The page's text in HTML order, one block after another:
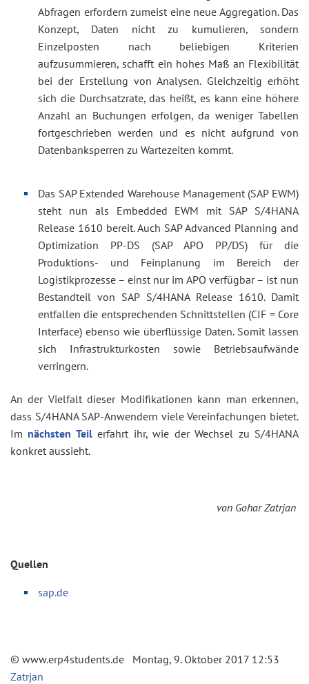
Abfragen erfordern zumeist eine neue Aggregation. Das
Konzept, Daten nicht zu kumulieren, sondern
Einzelposten nach beliebigen Kriterien
aufzusummieren, schafft ein hohes Maß an Flexibilität
bei der Erstellung von Analysen. Gleichzeitig erhöht
sich die Durchsatzrate, das heißt, es kann eine höhere
Anzahl an Buchungen erfolgen, da weniger Tabellen
fortgeschrieben werden und es nicht aufgrund von
Datenbanksperren zu Wartezeiten kommt.
Das SAP Extended Warehouse Management (SAP EWM)
steht nun als Embedded EWM mit SAP S/4HANA
Release 1610 bereit. Auch SAP Advanced Planning and
Optimization PP-DS (SAP APO PP/DS) für die
Produktions- und Feinplanung im Bereich der
Logistikprozesse – einst nur im APO verfügbar – ist nun
Bestandteil von SAP S/4HANA Release 1610. Damit
entfallen die entsprechenden Schnittstellen (CIF = Core
Interface) ebenso wie überflüssige Daten. Somit lassen
sich Infrastrukturkosten sowie Betriebsaufwände
verringern.
An der Vielfalt dieser Modifikationen kann man erkennen,
dass S/4HANA SAP-Anwendern viele Vereinfachungen bietet.
Im nächsten Teilerfahrt ihr, wie der Wechsel zu S/4HANA
konkret aussieht.
von Gohar Zatrjan
Quellen
sap.de
© www.erp4students.de Montag, 9. Oktober 2017 12:53
Zatrjan